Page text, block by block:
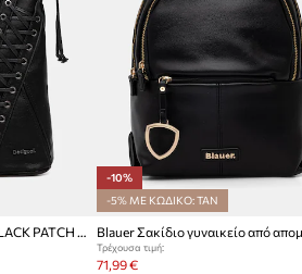
Σακίδιο πλάτης Desigual BLACK PATCH TANGO P
-10%
-5% ΜΕ ΚΩΔΙΚΟ: TAN
Τρέχουσα τιμή:
71,99 €